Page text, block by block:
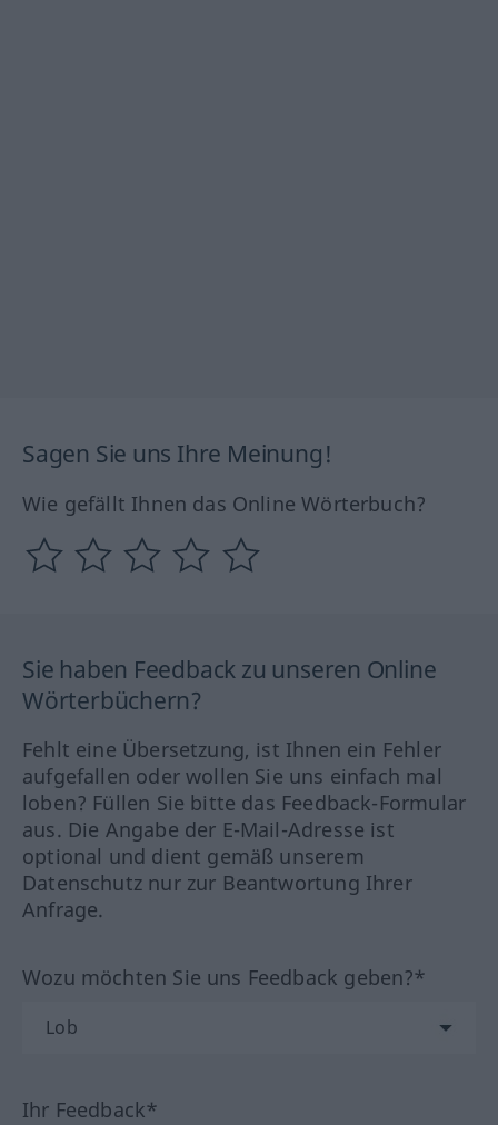
Sagen Sie uns Ihre Meinung!
Wie gefällt Ihnen das Online Wörterbuch?
Sie haben Feedback zu unseren Online
Wörterbüchern?
Fehlt eine Übersetzung, ist Ihnen ein Fehler
aufgefallen oder wollen Sie uns einfach mal
loben? Füllen Sie bitte das Feedback-Formular
aus. Die Angabe der E-Mail-Adresse ist
optional und dient gemäß unserem
Datenschutz nur zur Beantwortung Ihrer
Anfrage.
Wozu möchten Sie uns Feedback geben?*
Ihr Feedback*